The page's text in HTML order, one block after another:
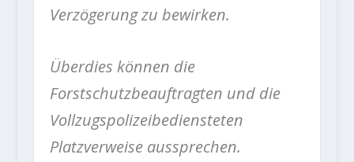
Verzögerung zu bewirken.
Überdies können die
Forstschutzbeauftragten und die
Vollzugspolizeibediensteten
Platzverweise aussprechen.